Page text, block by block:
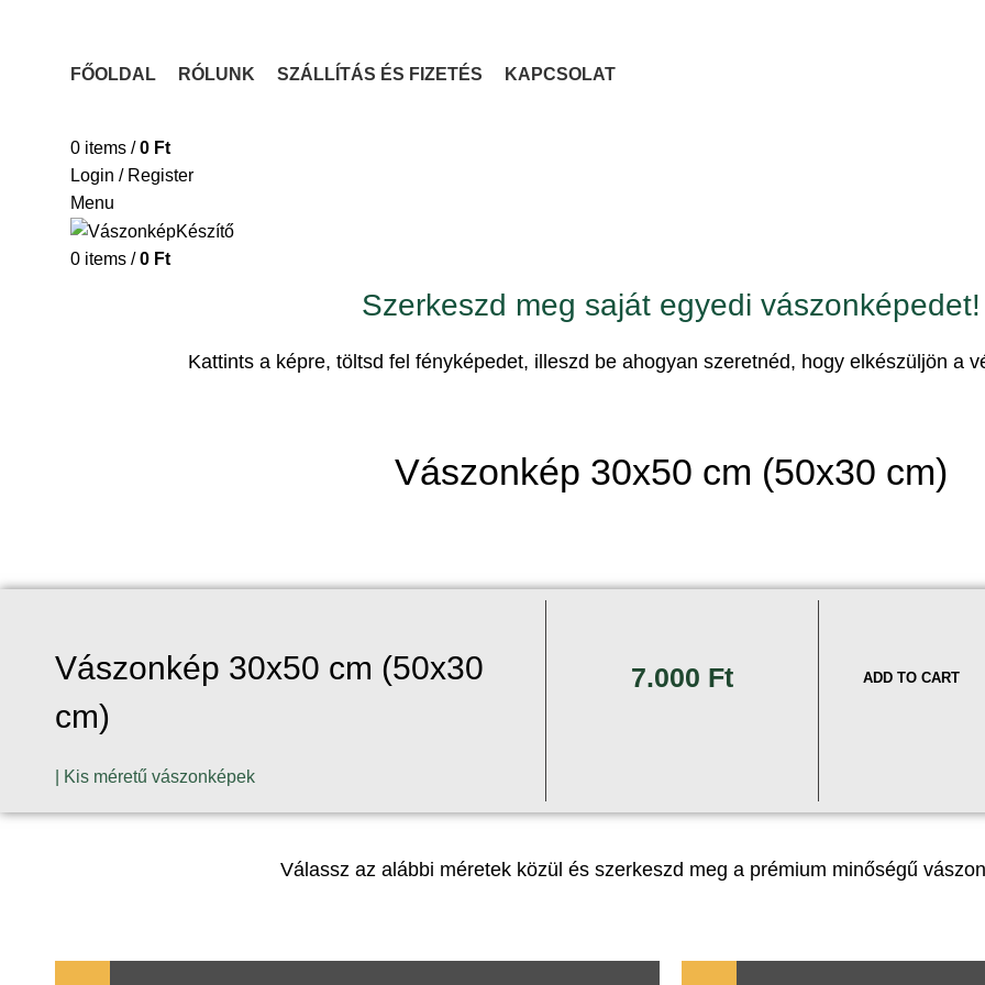
FŐOLDAL RÓLUNK SZÁLLÍTÁS ÉS FIZETÉS KAPCSOLAT
0 items / 0 Ft
Login / Register
Menu
0 items / 0 Ft
Szerkeszd meg saját egyedi vászonképedet!
Kattints a képre, töltsd fel fényképedet, illeszd be ahogyan szeretnéd, hogy elkészüljön a
Vászonkép 30x50 cm (50x30 cm)
Vászonkép 30x50 cm (50x30
cm)
Kis méretű vászonképek
7.000 Ft ADD TO CART
Válassz az alábbi méretek közül és szerkeszd meg a prémium minőségű